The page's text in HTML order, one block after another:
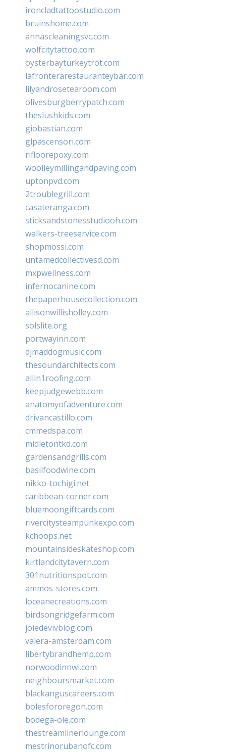
ironcladtattoostudio.com
bruinshome.com
annascleaningsvc.com
wolfcitytattoo.com
oysterbayturkeytrot.com
lafronterarestauranteybar.com
lilyandrosetearoom.com
olivesburgberrypatch.com
theslushkids.com
giobastian.com
glpascensori.com
rifloorepoxy.com
woolleymillingandpaving.com
uptonpvd.com
2troublegrill.com
casateranga.com
sticksandstonesstudiooh.com
walkers-treeservice.com
shopmossi.com
untamedcollectivesd.com
mxpwellness.com
infernocanine.com
thepaperhousecollection.com
allisonwillisholley.com
solslite.org
portwayinn.com
djmaddogmusic.com
thesoundarchitects.com
allin1roofing.com
keepjudgewebb.com
anatomyofadventure.com
drivancastillo.com
cmmedspa.com
midletontkd.com
gardensandgrills.com
basilfoodwine.com
nikko-tochigi.net
caribbean-corner.com
bluemoongiftcards.com
rivercitysteampunkexpo.com
kchoops.net
mountainsideskateshop.com
kirtlandcitytavern.com
301nutritionspot.com
ammos-stores.com
loceanecreations.com
birdsongridgefarm.com
joiedevivblog.com
valera-amsterdam.com
libertybrandhemp.com
norwoodinnwi.com
neighboursmarket.com
blackanguscareers.com
bolesfororegon.com
bodega-ole.com
thestreamlinerlounge.com
mestrinorubanofc.com